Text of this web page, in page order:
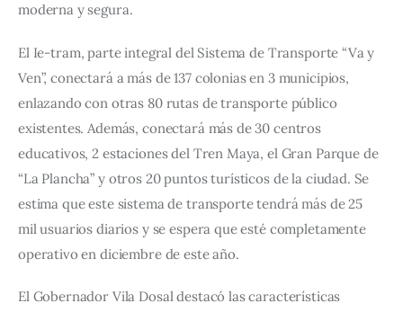
moderna y segura.
El Ie-tram, parte integral del Sistema de Transporte “Va y
Ven”, conectará a más de 137 colonias en 3 municipios,
enlazando con otras 80 rutas de transporte público
existentes. Además, conectará más de 30 centros
educativos, 2 estaciones del Tren Maya, el Gran Parque de
“La Plancha” y otros 20 puntos turísticos de la ciudad. Se
estima que este sistema de transporte tendrá más de 25
mil usuarios diarios y se espera que esté completamente
operativo en diciembre de este año.
El Gobernador Vila Dosal destacó las características